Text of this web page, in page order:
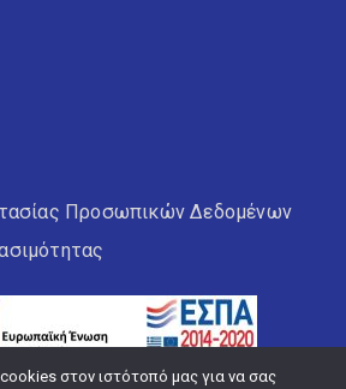
Προσωπικών Δεδομένων
στον ιστότοπό μας για να σας